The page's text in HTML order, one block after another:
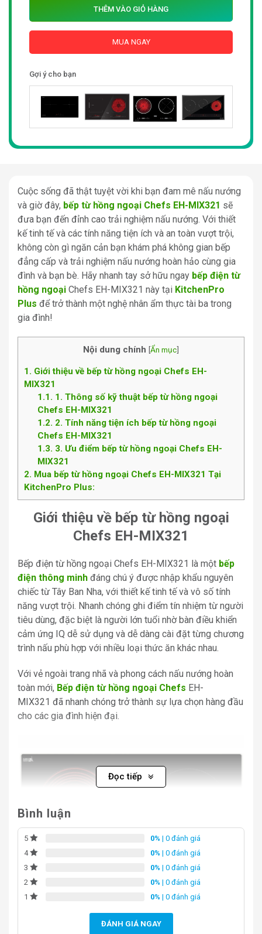
THÊM VÀO GIỎ HÀNG
MUA NGAY
Gợi ý cho bạn
Cuộc sống đã thật tuyệt vời khi bạn đam mê nấu nướng
và giờ đây, bếp từ hồng ngoại Chefs EH-MIX321 sẽ
đưa bạn đến đỉnh cao trải nghiệm nấu nướng. Với thiết
kế tinh tế và các tính năng tiện ích và an toàn vượt trội,
không còn gì ngăn cản bạn khám phá không gian bếp
đẳng cấp và trải nghiệm nấu nướng hoàn hảo cùng gia
đình và bạn bè. Hãy nhanh tay sở hữu ngay bếp điện từ
hồng ngoại Chefs EH-MIX321 này tại KitchenPro
Plus để trở thành một nghệ nhân ẩm thực tài ba trong
gia đình!
Nội dung chính [Ẩn mục]
1
Giới thiệu về bếp từ hồng ngoại Chefs EH-
MIX321
1.1
1. Thông số kỹ thuật bếp từ hồng ngoại
Chefs EH-MIX321
1.2 2. Tính năng tiện ích bếp từ hồng ngoại
Chefs EH-MIX321
1.3 3. Ưu điểm bếp từ hồng ngoại Chefs EH-
MIX321
2 Mua bếp từ hồng ngoại Chefs EH-MIX321 Tại
KitchenPro Plus:
Giới thiệu về bếp từ hồng ngoại
Chefs EH-MIX321
Bếp điện từ hồng ngoại Chefs EH-MIX321 là một bếp
điện thông minh đáng chú ý được nhập khẩu nguyên
chiếc từ Tây Ban Nha, với thiết kế tinh tế và vô số tính
năng vượt trội. Nhanh chóng ghi điểm tín nhiệm từ người
tiêu dùng, đặc biệt là người lớn tuổi nhờ bàn điều khiển
cảm ứng IQ dễ sử dụng và dễ dàng cài đặt từng chương
trình nấu phù hợp với nhiều loại thức ăn khác nhau.
Với vẻ ngoài trang nhã và phong cách nấu nướng hoàn
toàn mới, Bếp điện từ hồng ngoại Chefs EH-
MIX321 đã nhanh chóng trở thành sự lựa chọn hàng đầu
cho các gia đình hiện đại.
bếp từ hồng ngoại Chefs EH-MIX321
Đọc tiếp
Bình luận
5 0% | 0 đánh giá
4
0% | 0 đánh giá
3
0% | 0 đánh giá
2
0% | 0 đánh giá
1
0% | 0 đánh giá
ĐÁNH GIÁ NGAY